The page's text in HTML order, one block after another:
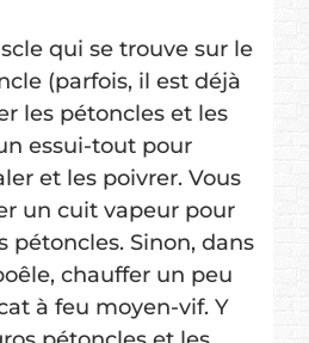
qui se trouve sur le
(parfois, il est déjà
les pétoncles et les
essui-tout pour
et les poivrer. Vous
un cuit vapeur pour
pétoncles. Sinon, dans
chauffer un peu
à feu moyen-vif. Y